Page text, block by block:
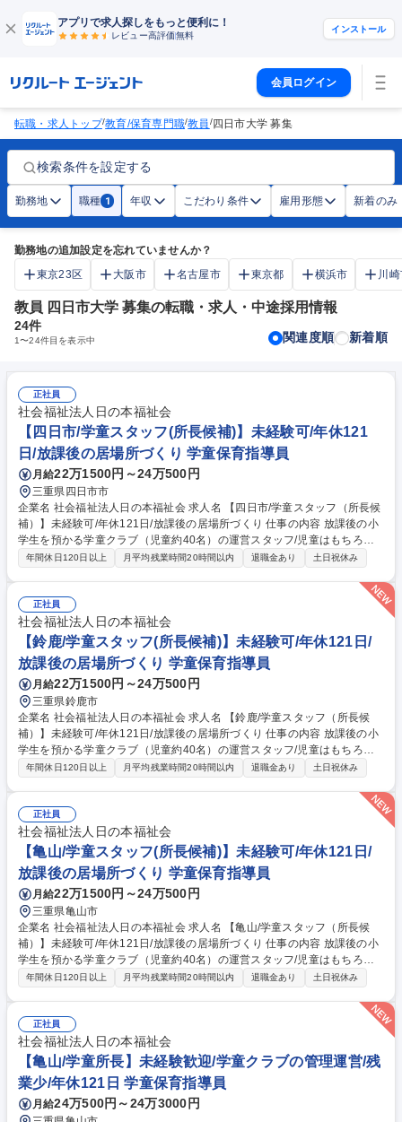
アプリで求人探しをもっと便利に！
レビュー高評価無料
インストール
会員ログイン
転職・求人トップ/教育/保育専門職/教員/四日市大学 募集
検索条件を設定する
勤務地 職種 1 年収 こだわり条件 雇用形態 新着のみ
勤務地の追加設定を忘れていませんか？
東京23区
大阪市 名古屋市 東京都 横浜市 川
教員 四日市大学 募集の転職・求人・中途採用情報
24件
1〜24件目を表示中 関連度順 新着順
正社員
社会福祉法人日の本福祉会
【四日市/学童スタッフ(所長候補)】未経験可/年休121
日/放課後の居場所づくり 学童保育指導員
月給22万1500円～24万500円
三重県四日市市
企業名 社会福祉法人日の本福祉会 求人名 【四日市/学童スタッフ（所長候
補）】未経験可/年休121日/放課後の居場所づくり 仕事の内容 放課後の小
学生を預かる学童クラブ（児童約40名）の運営スタッフ/児童はもちろ
ん、保護者・パート支援員・学校・地域いろんな立場の方と連携しながら
学童本部（四日市）に出勤、ミーティング、事務作業■14：00 配属学童に
てパート支援員（４～５名）と打ち合わせ■15：00 児童登所（宿題フォロ
ー、おやつ、外遊び見守り）■17：30 保護者お迎え対応■19：00 閉所
（原則直帰）★約3か月の研修後には、学童クラブの新米所長として、各
拠点をお任せ予定です！エリアマネージャー等のサポートもあり、未経験
からでも活躍者多数います！ 募集職種 【四日市/学童スタッフ（所長候
補）】未経験可/年休121日/放課後の居場所づくり
年間休日120日以上 月平均残業時間20時間以内 退職金あり 土日祝休み
正社員
社会福祉法人日の本福祉会
【鈴鹿/学童スタッフ(所長候補)】未経験可/年休121日/
放課後の居場所づくり 学童保育指導員
月給22万1500円～24万500円
三重県鈴鹿市
企業名 社会福祉法人日の本福祉会 求人名 【鈴鹿/学童スタッフ（所長候
補）】未経験可/年休121日/放課後の居場所づくり 仕事の内容 放課後の小
学生を預かる学童クラブ（児童約40名）の運営スタッフ/児童はもちろ
ん、保護者・パート支援員・学校・地域いろんな立場の方と連携しながら
学童本部（四日市）に出勤、ミーティング、事務作業■14：00 配属学童に
てパート支援員（４～５名）と打ち合わせ■15：00 児童登所（宿題フォロ
ー、おやつ、外遊び見守り）■17：30 保護者お迎え対応■19：00 閉所
（原則直帰）★約3か月の研修後には、学童クラブの新米所長として、各
拠点をお任せ予定です！エリアマネージャー等のサポートもあり、未経験
からでも活躍者多数います！ 募集職種 【鈴鹿/学童スタッフ（所長候
補）】未経験可/年休121日/放課後の居場所づくり
年間休日120日以上 月平均残業時間20時間以内 退職金あり 土日祝休み
正社員
社会福祉法人日の本福祉会
【亀山/学童スタッフ(所長候補)】未経験可/年休121日/
放課後の居場所づくり 学童保育指導員
月給22万1500円～24万500円
三重県亀山市
企業名 社会福祉法人日の本福祉会 求人名 【亀山/学童スタッフ（所長候
補）】未経験可/年休121日/放課後の居場所づくり 仕事の内容 放課後の小
学生を預かる学童クラブ（児童約40名）の運営スタッフ/児童はもちろ
ん、保護者・パート支援員・学校・地域いろんな立場の方と連携しながら
学童本部（四日市）に出勤、ミーティング、事務作業■14：00 配属学童に
てパート支援員（４～５名）と打ち合わせ■15：00 児童登所（宿題フォロ
ー、おやつ、外遊び見守り）■17：30 保護者お迎え対応■19：00 閉所
（原則直帰）★約3か月の研修後には、学童クラブの新米所長として、各
拠点をお任せ予定です！エリアマネージャー等のサポートもあり、未経験
からでも活躍者多数います！ 募集職種 【亀山/学童スタッフ（所長候
補）】未経験可/年休121日/放課後の居場所づくり
年間休日120日以上 月平均残業時間20時間以内 退職金あり 土日祝休み
正社員
社会福祉法人日の本福祉会
【亀山/学童所長】未経験歓迎/学童クラブの管理運営/残
業少/年休121日 学童保育指導員
月給24万500円～24万3000円